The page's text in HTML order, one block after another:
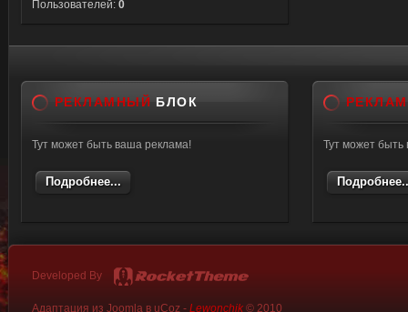
Пользователей: 0
РЕКЛАМНЫЙ БЛОК
Тут может быть ваша реклама!
Подробнее...
Тут может
Developed By
Адаптация из Joomla в uCoz - Lewonchik© 2010